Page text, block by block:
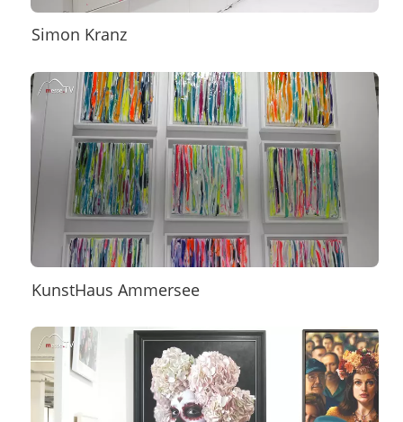
Simon Kranz
KunstHaus Ammersee